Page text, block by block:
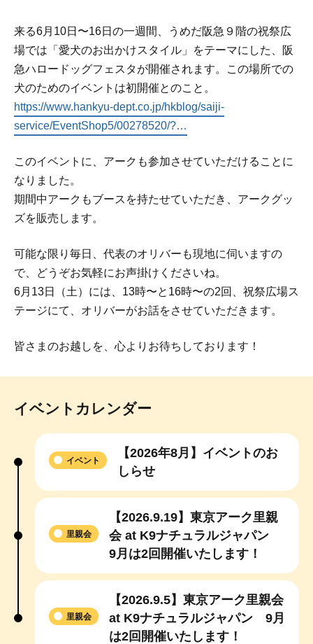
来る6月10日〜16日の一週間、うめだ阪急９階の祝祭広
場では「愛犬のお出かけスタイル」をテーマにした、阪
急ハロードッグフェスタが開催されます。この場所での
犬のためのイベントは初開催とのこと。
https://www.hankyu-dept.co.jp/hkblog/saiji-
service/EventShop5/00278520/?…
このイベントに、アークも参加させていただけることに
なりました。
期間中アークもブースを持たせていただき、アークグッ
ズを販売します。
可能な限り毎日、代表のオリバーも現地に伺いますの
で、どうぞお気軽にお声掛けくださいね。
6月13日（土）には、13時〜と16時〜の2回、祝祭広場ス
テージにて、オリバーがお話をさせていただきます。
皆さまのお越しを、心よりお待ちしております！
イベントカレンダー
【2026年8月】イベントのお
しらせ
イベント
【2026.9.19】東京アーク里親
会 at K9ナチュラルジャパン
9月は2回開催いたします！
里親会
【2026.9.5】東京アーク里親会
at K9ナチュラルジャパン 9月
は2回開催いたします！
里親会